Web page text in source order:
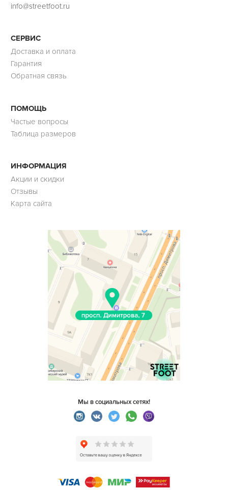
info@streetfoot.ru
СЕРВИС
Доставка и оплата
Гарантия
Обратная связь
ПОМОЩЬ
Частые вопросы
Таблица размеров
ИНФОРМАЦИЯ
Акции и скидки
Отзывы
Карта сайта
Мы в социальных сетях!